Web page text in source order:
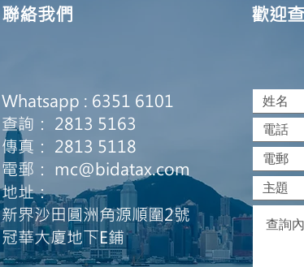
聯絡我們 歡迎
Whatsapp : 6351 6101
查詢： 2813 5163
傳真： 2813 5118
電郵： mc@bidatax.com
地址：
新界沙田圓洲角源順圍2號
冠華大廈地下E鋪